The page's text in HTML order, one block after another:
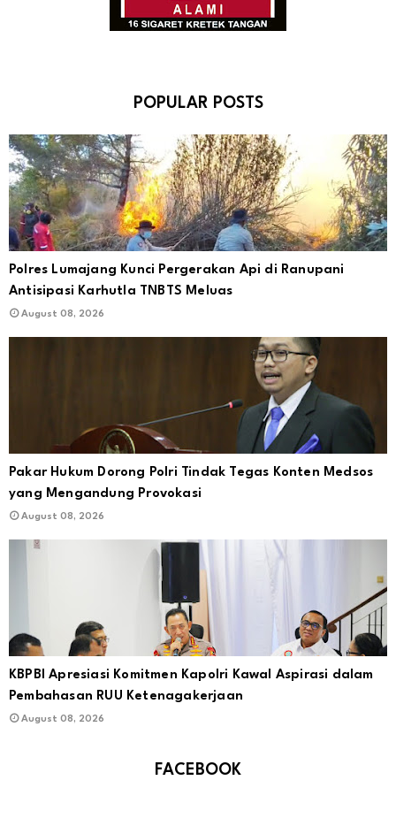
POPULAR POSTS
Polres Lumajang Kunci Pergerakan Api di Ranupani
Antisipasi Karhutla TNBTS Meluas
August 08, 2026
Pakar Hukum Dorong Polri Tindak Tegas Konten Medsos
yang Mengandung Provokasi
August 08, 2026
KBPBI Apresiasi Komitmen Kapolri Kawal Aspirasi dalam
Pembahasan RUU Ketenagakerjaan
August 08, 2026
FACEBOOK